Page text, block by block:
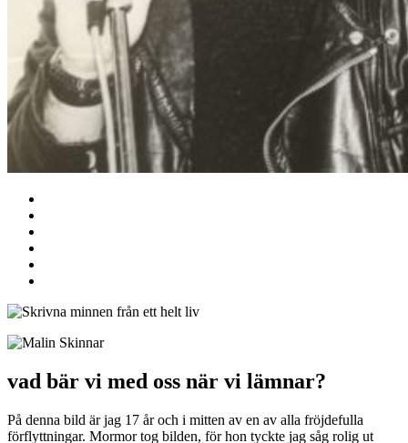
vad bär vi med oss när vi lämnar?
På denna bild är jag 17 år och i mitten av en av alla fröjdefulla
förflyttningar. Mormor tog bilden, för hon tyckte jag såg rolig ut